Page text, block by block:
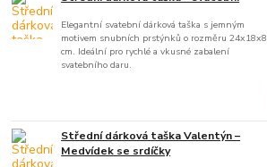
Elegantní svatební dárková taška s jemným
motivem snubních prstýnků o rozměru 24x18x8
cm. Ideální pro rychlé a vkusné zabalení
svatebního daru.
Střední dárková taška Valentýn –
Medvídek se srdíčky